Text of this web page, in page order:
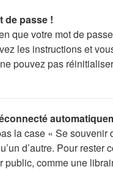
de passe !
que votre mot de
les instructions et
pouvez pas
la case « Se souvenir
d’autre. Pour
comme une